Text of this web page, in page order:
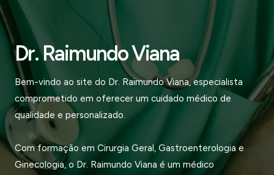
Dr. Raimundo Viana
Bem-vindo ao site do Dr. Raimundo Viana, especialista
comprometido em oferecer um cuidado médico de
qualidade e personalizado.
Com formação em Cirurgia Geral, Gastroenterologia e
Ginecologia, o Dr. Raimundo Viana é um médico